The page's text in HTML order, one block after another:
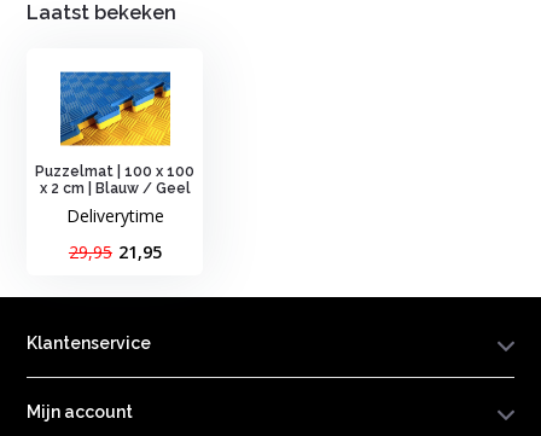
Laatst bekeken
Puzzelmat | 100 x 100
x 2 cm | Blauw / Geel
Deliverytime
29,95 21,95
Klantenservice
Mijn account